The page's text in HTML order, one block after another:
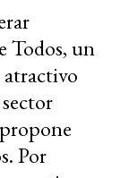
Todos, un
Por